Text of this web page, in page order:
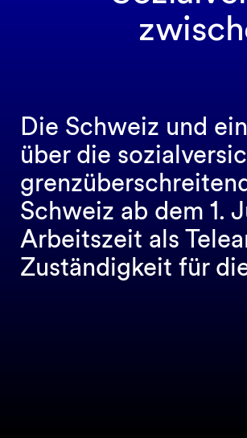
Die Schweiz und
über die
Schweiz ab dem 1.
Arbeitszeit als
Zuständigkeit für